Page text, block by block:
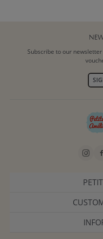
Subscribe to our